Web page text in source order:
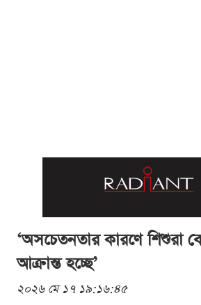
‘অসচেতনতার কারণে শিশুরা
আক্রান্ত হচ্ছে’
২০২৬ মে ১৭ ১৯:১৬:৪৫